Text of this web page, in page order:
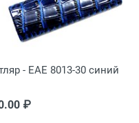
- EAE 8013-30 синий
₽